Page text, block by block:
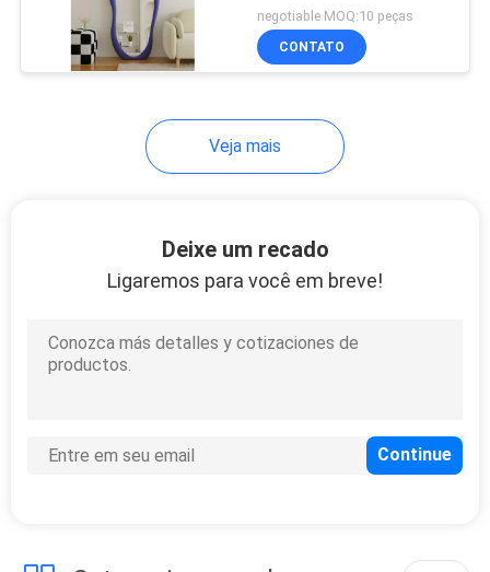
armário do
banheiro
Espelho de Piso
Arqueado de Grande
Tamanho
negotiable MOQ:10 peças
CONTATO
Veja mais
Deixe um recado
Ligaremos para você em breve!